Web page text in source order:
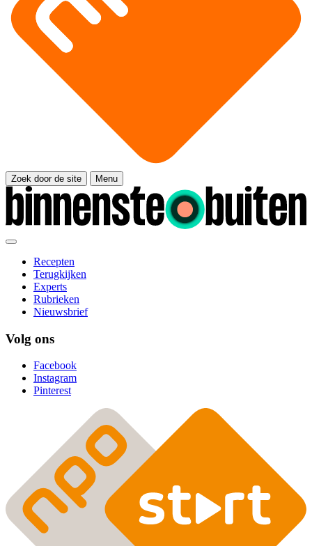
Zoek door de site Menu
Recepten
Terugkijken
Experts
Rubrieken
Nieuwsbrief
Volg ons
Facebook
Instagram
Pinterest